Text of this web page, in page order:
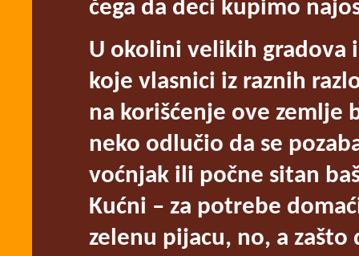
čega da deci kupimo
U okolini velikih gradova
koje vlasnici iz raznih
na korišćenje ove zemlje
neko odlučio da se
voćnjak ili počne sitan
Kućni – za potrebe
zelenu pijacu, no, a